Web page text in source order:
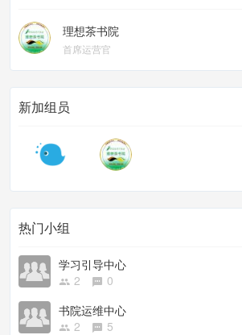
理想茶书院
首席运营官
新加组员
热门小组
学习引导中心
2
0
书院运维中心
2
5